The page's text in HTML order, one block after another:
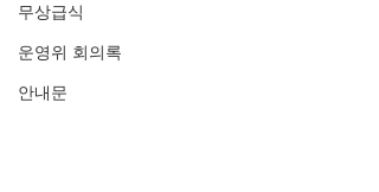
무상급식
운영위 회의록
안내문